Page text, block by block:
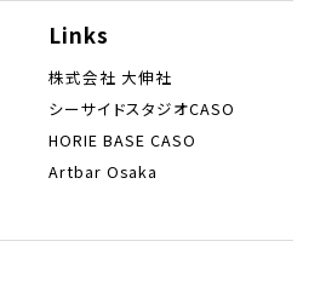
Links
株式会社 大伸社
シーサイドスタジオCASO
HORIE BASE CASO
Artbar Osaka